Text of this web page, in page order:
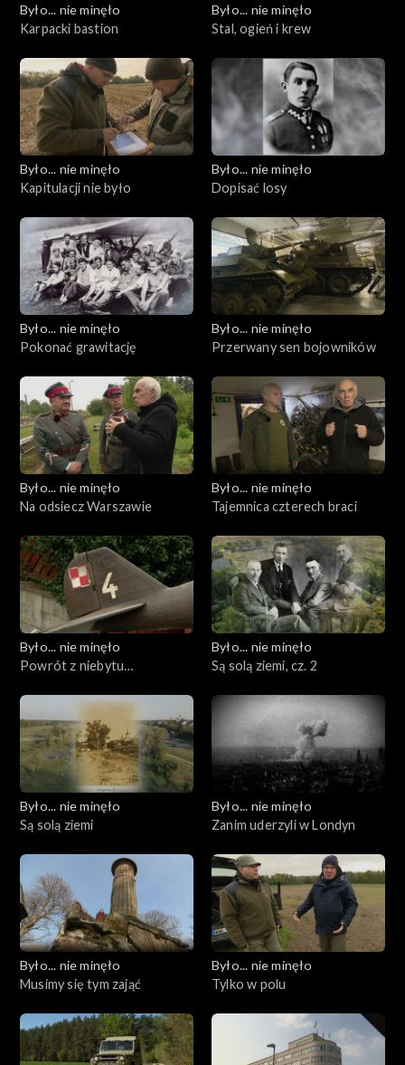
Było... nie minęło
Karpacki bastion
Było... nie minęło
Stal, ogień i krew
Było... nie minęło
Kapitulacji nie było
Było... nie minęło
Dopisać losy
Było... nie minęło
Pokonać grawitację
Było... nie minęło
Przerwany sen bojowników
Było... nie minęło
Na odsiecz Warszawie
Było... nie minęło
Tajemnica czterech braci
Było... nie minęło
Powrót z niebytu…
Było... nie minęło
Są solą ziemi, cz. 2
Było... nie minęło
Są solą ziemi
Było... nie minęło
Zanim uderzyli w Londyn
Było... nie minęło
Musimy się tym zająć
Było... nie minęło
Tylko w polu